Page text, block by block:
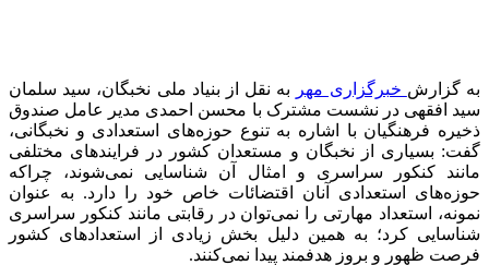
به گزارش خبرگزاری مهر
به نقل از بنیاد ملی نخبگان، سید سلمان
سید افقهی در نشست مشترک با محسن احمدی مدیر عامل صندوق
ذخیره فرهنگیان با اشاره به تنوع حوزه‌های استعدادی و نخبگانی،
گفت: بسیاری از نخبگان و مستعدان کشور در فرایندهای مختلفی
مانند کنکور سراسری و امثال آن شناسایی نمی‌شوند، چراکه
حوزه‌های استعدادی آنان اقتضائات خاص خود را دارد. به عنوان
نمونه، استعداد مهارتی را نمی‌توان در رقابتی مانند کنکور سراسری
شناسایی کرد؛ به همین دلیل بخش زیادی از استعدادهای کشور
فرصت ظهور و بروز هدفمند پیدا نمی‌کنند.